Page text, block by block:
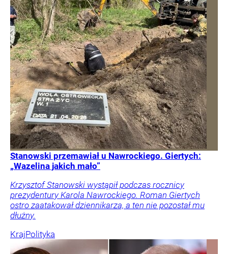
Stanowski przemawiał u Nawrockiego. Giertych:
„Wazelina jakich mało”
Krzysztof Stanowski wystąpił podczas rocznicy
prezydentury Karola Nawrockiego. Roman Giertych
ostro zaatakował dziennikarza, a ten nie pozostał mu
dłużny.
KrajPolityka